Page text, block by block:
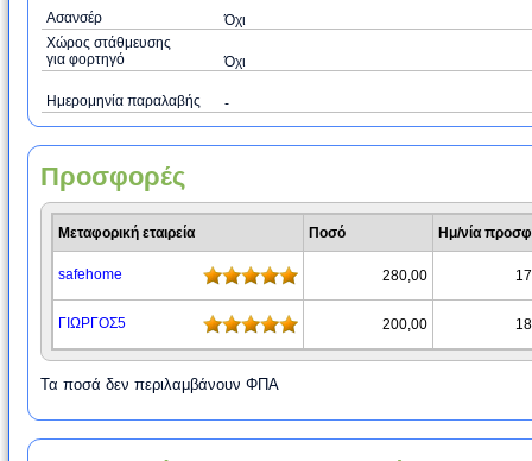
Ασανσέρ
Όχι
Χώρος στάθμευσης
για φορτηγό
Όχι
Ημερομηνία παραλαβής -
Προσφορές
Μεταφορική εταιρεία Ποσό Ημ/νία
safehome 280,00
ΓΙΩΡΓΟΣ5 200,00
Τα ποσά δεν περιλαμβάνουν ΦΠΑ